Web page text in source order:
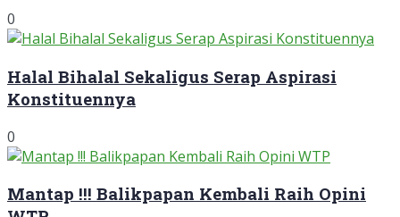
0
Halal Bihalal Sekaligus Serap Aspirasi
Konstituennya
0
Mantap !!! Balikpapan Kembali Raih Opini